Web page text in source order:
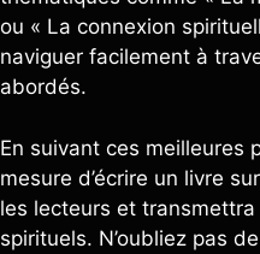
ou « La connexion
naviguer facilement à
abordés.
En suivant ces meilleures
mesure d’écrire un livre
les lecteurs et
spirituels. N’oubliez pas